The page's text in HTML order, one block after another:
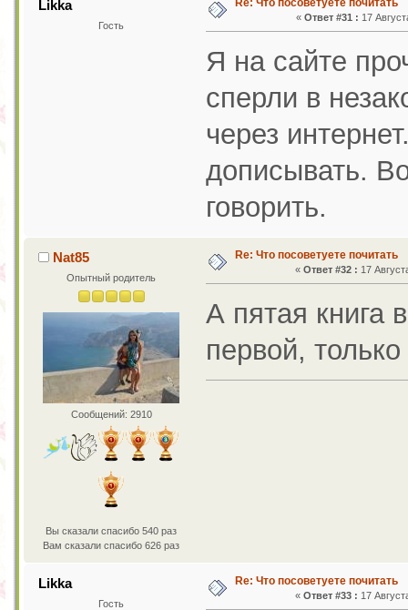
Likka
Гость
« Ответ #31 : 17
Я на сайте
сперли в
через
дописывать.
говорить.
Nat85
Опытный родитель
Сообщений: 2910
Вы сказали спасибо 540 раз
Вам сказали спасибо 626 раз
Re: Что посоветуете почитать
« Ответ #32 : 17
А пятая книга
первой,
Likka
Гость
Re: Что посоветуете почитать
« Ответ #33 : 17